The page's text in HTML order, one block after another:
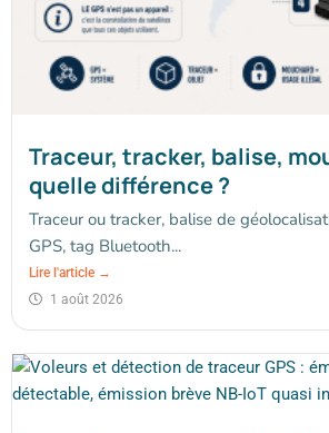
Traceur, tracker, balise,
quelle différence ?
Traceur ou tracker, balise de
GPS, tag Bluetooth...
Lire l'article →
1 août 2026